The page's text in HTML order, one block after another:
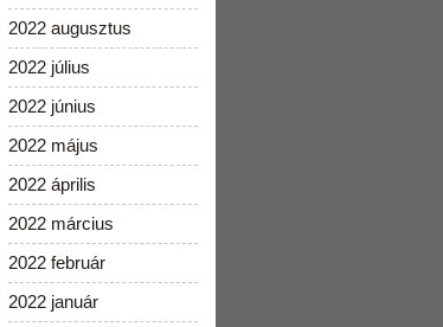
2022 augusztus
2022 július
2022 június
2022 május
2022 április
2022 március
2022 február
2022 január